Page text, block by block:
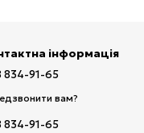
інформація
834-91-65
вам?
834-91-65